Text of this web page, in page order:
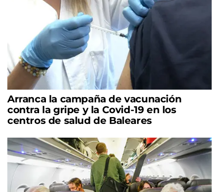
Arranca la campaña de vacunación
contra la gripe y la Covid-19 en los
centros de salud de Baleares